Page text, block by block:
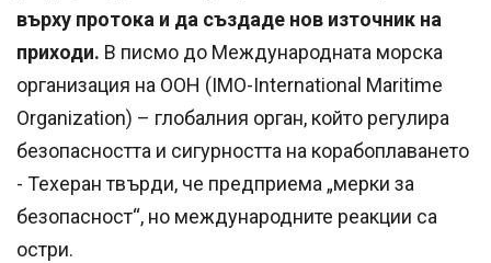
върху протока и да създаде нов източник на
приходи. В писмо до Международната морска
организация на ООН (IMO-International Maritime
Organization) – глобалния орган, който регулира
безопасността и сигурността на корабоплаването
- Техеран твърди, че предприема „мерки за
безопасност“, но международните реакции са
остри.